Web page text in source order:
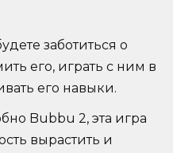
заботиться о
его, играть с ним в
его навыки.
Bubbu 2, эта игра
вырастить и